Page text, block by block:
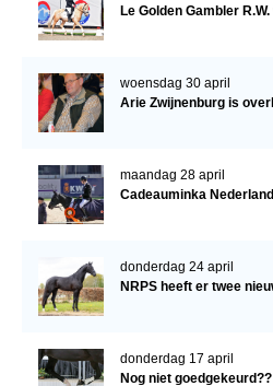
Le Golden Gambler
woensdag 30 april
Arie Zwijnenburg is
maandag 28 april
Cadeauminka
donderdag 24 april
NRPS heeft er twee
donderdag 17 april
Nog niet goedgekeurd??